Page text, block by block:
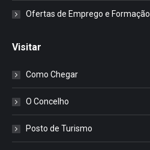
Ofertas de Emprego e Formação
Visitar
Como Chegar
O Concelho
Posto de Turismo